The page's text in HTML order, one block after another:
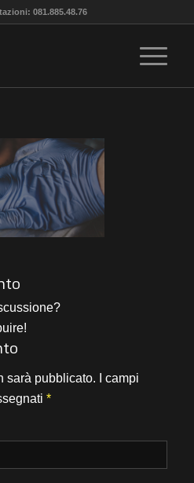
081.885.48.76
sarà pubblicato.
I campi
*